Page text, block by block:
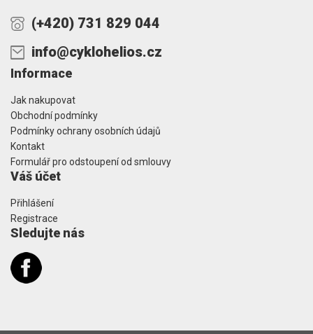
(+420) 731 829 044
info@cyklohelios.cz
Informace
Jak nakupovat
Obchodní podmínky
Podmínky ochrany osobních údajů
Kontakt
Formulář pro odstoupení od smlouvy
Váš účet
Přihlášení
Registrace
Sledujte nás